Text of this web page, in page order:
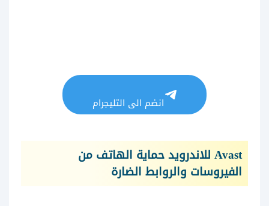
انضم الى التليجرام
Avast للاندرويد حماية الهاتف من
الفيروسات والروابط الضارة